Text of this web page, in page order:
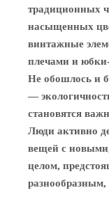
традиционных
насыщенных
винтажные
плечами и
Не обошлось и
—
становятся
Люди активно
вещей с
целом,